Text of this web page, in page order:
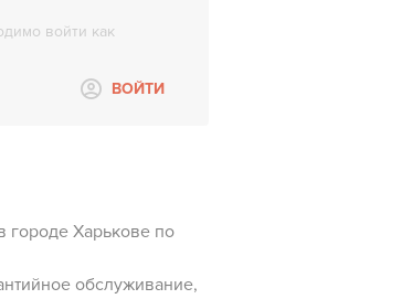
войти как
ВОЙТИ
городе Харькове по
обслуживание,